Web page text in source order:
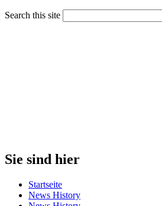
Search this site
Sie sind hier
Startseite
News History